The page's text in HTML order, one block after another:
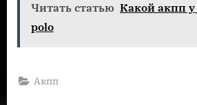
Читать статью Какой акпп
polo
Акпп